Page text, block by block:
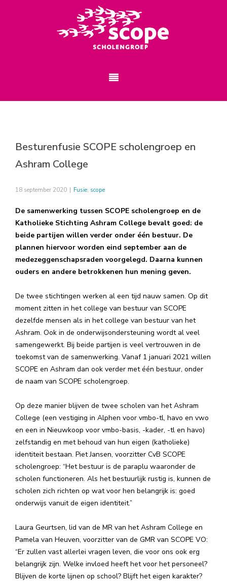
Besturenfusie SCOPE scholengroep en
Ashram College
18 september 2020 | Fusie, scope
De samenwerking tussen SCOPE scholengroep en de
Katholieke Stichting Ashram College bevalt goed: de
beide partijen willen verder onder één bestuur. De
plannen hiervoor worden eind september aan de
medezeggenschapsraden voorgelegd. Daarna kunnen
ouders en andere betrokkenen hun mening geven.
De twee stichtingen werken al een tijd nauw samen. Op dit
moment zitten in het college van bestuur van SCOPE
dezelfde mensen als in het college van bestuur van het
Ashram. Ook in de onderwijsondersteuning wordt al veel
samengewerkt. Bij beide partijen is veel vertrouwen in de
toekomst van de samenwerking. Vanaf 1 januari 2021 willen
SCOPE en Ashram dan ook verder met één bestuur, onder
de naam van SCOPE scholengroep.
Op deze manier blijven de twee scholen van het Ashram
College (een vestiging in Alphen voor vmbo-tl, havo en vwo
en een in Nieuwkoop voor vmbo-basis, -kader, -tl en havo)
zelfstandig en met behoud van hun eigen (katholieke)
identiteit bestaan. Piet Jansen, voorzitter CvB SCOPE
scholengroep: “Het bestuur is de paraplu waaronder de
scholen functioneren. Als het bestuurlijk rustig is, kunnen de
scholen zich richten op wat voor hen belangrijk is: goed
onderwijs vanuit de eigen identiteit.”
Laura Geurtsen, lid van de MR van het Ashram College en
Pamela van Heuven, voorzitter van de GMR van SCOPE VO:
“Er zullen vast allerlei vragen leven, die voor ons ook erg
belangrijk zijn. Welke invloed heeft het voor het personeel?
Blijven de korte lijnen op school? Blijft het eigen karakter?